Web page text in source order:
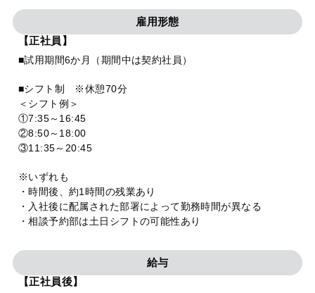
雇用形態
【正社員】
■試用期間6か月（期間中は契約社員）
■シフト制 ※休憩70分
＜シフト例＞
①7:35～16:45
②8:50～18:00
③11:35～20:45
※いずれも
・時間後、約1時間の残業あり
・入社後に配属された部署によって勤務時間が異なる
・相談予約部は土日シフトの可能性あり
給与
【正社員後】